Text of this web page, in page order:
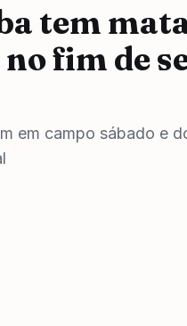
tem
fim de
em campo sábado e